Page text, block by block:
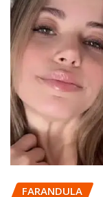
FARANDULA